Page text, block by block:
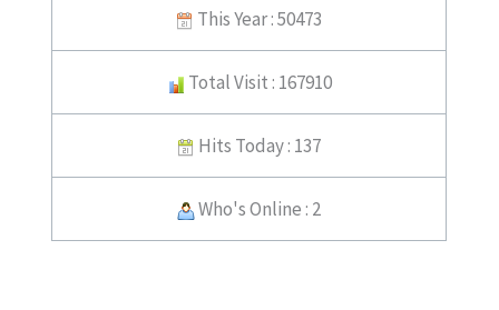
This Year : 50473
Total Visit : 167910
Hits Today : 137
Who's Online : 2